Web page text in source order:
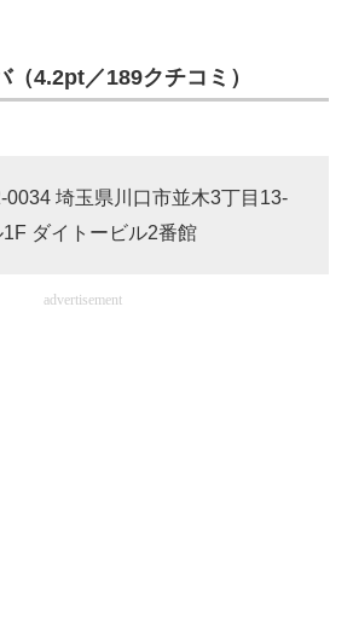
（4.2pt／189クチコミ）
0034 埼玉県川口市並木3丁目13-
ダイトービル2番館
advertisement